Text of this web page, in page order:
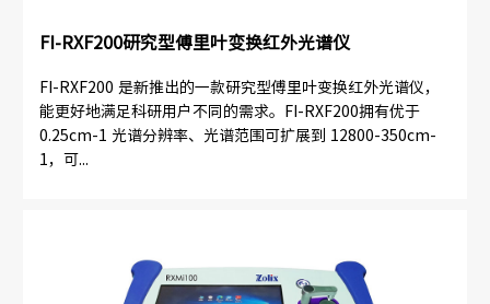
FI-RXF200研究型傅里叶变换红外光谱仪
FI-RXF200 是新推出的一款研究型傅里叶变换红外光谱仪，
能更好地满足科研用户不同的需求。FI-RXF200拥有优于
0.25cm-1 光谱分辨率、光谱范围可扩展到 12800-350cm-
1，可...